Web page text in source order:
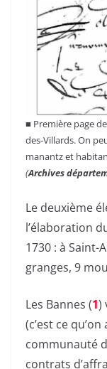
■ Première page
des-Villards. On
manantz et
(Archives
Le deuxième
l’élaboration
1730 : à Saint-
granges, 9
Les Bannes (1)
(c’est ce
communauté
contrats